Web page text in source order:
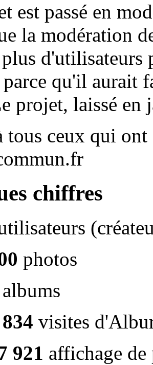
est passé en
la modération
d'utilisateurs
qu'il aurait
projet, laissé en
tous ceux qui
chiffres
photos
albums
visites
921 affichage de